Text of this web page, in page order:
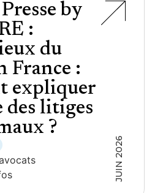
by
:
du
France :
expliquer
des litiges
?
JUIN 2026